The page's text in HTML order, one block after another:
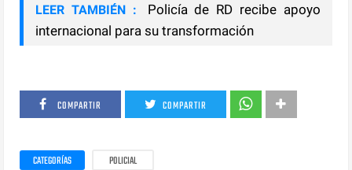
LEER TAMBIÉN :
Policía de RD recibe apoyo
internacional para su transformación
COMPARTIR COMPARTIR
CATEGORÍAS POLICIAL